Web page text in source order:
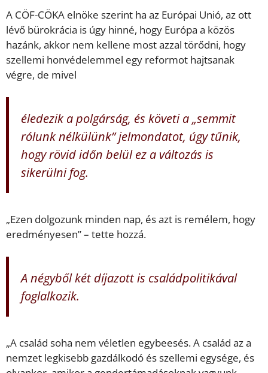
A CÖF-CÖKA elnöke szerint ha az Európai Unió, az ott
lévő bürokrácia is úgy hinné, hogy Európa a közös
hazánk, akkor nem kellene most azzal törődni, hogy
szellemi honvédelemmel egy reformot hajtsanak
végre, de mivel
éledezik a polgárság, és követi a „semmit
rólunk nélkülünk” jelmondatot, úgy tűnik,
hogy rövid időn belül ez a változás is
sikerülni fog.
„Ezen dolgozunk minden nap, és azt is remélem, hogy
eredményesen” – tette hozzá.
A négyből két díjazott is családpolitikával
foglalkozik.
„A család soha nem véletlen egybeesés. A család az a
nemzet legkisebb gazdálkodó és szellemi egysége, és